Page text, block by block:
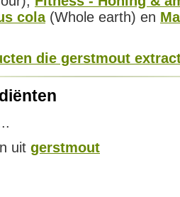
cola(Whole earth) en
die gerstmout
uit gerstmout